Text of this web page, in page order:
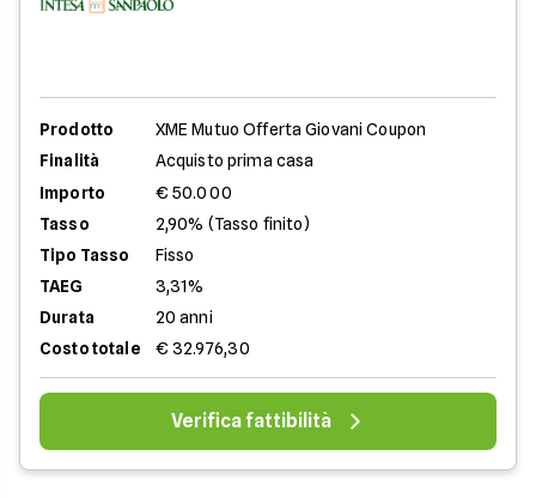
Prodotto
XME Mutuo Offerta Giovani Coupon
Finalità
Acquisto prima casa
Importo
€ 50.000
Tasso
2,90% (Tasso finito)
Tipo Tasso
Fisso
TAEG
3,31%
Durata
20 anni
Costo totale
€ 32.976,30
Verifica fattibilità